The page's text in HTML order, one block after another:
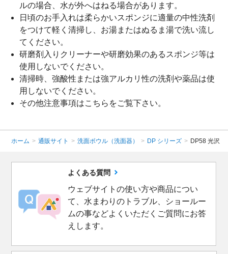
ルの場合、水が外へはねる場合があります。
日頃のお手入れは柔らかいスポンジに適量の中性洗剤
をつけて軽く清掃し、お湯またはぬるま湯で洗い流し
てください。
研磨剤入りクリーナーや研磨効果のあるスポンジ等は
使用しないでください。
清掃時、強酸性または強アルカリ性の洗剤や薬品は使
用しないでください。
その他注意事項はこちら をご覧下さい。
ホーム > 通販サイト > 洗面ボウル（洗面器） > DP シリーズ > DP58 光沢
よくある質問
ウェブサイトの使い方や商品につい
て、水まわりのトラブル、ショールー
ムの事などよくいただくご質問にお答
えします。